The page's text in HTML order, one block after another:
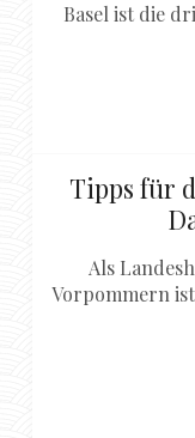
Basel ist die
Tipps für
Als
Vorpommern